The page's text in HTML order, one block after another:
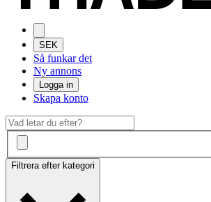
SEK
Så funkar det
Ny annons
Logga in
Skapa konto
Filtrera efter kategori